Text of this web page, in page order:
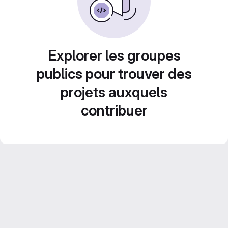
Explorer les groupes
publics pour trouver des
projets auxquels
contribuer